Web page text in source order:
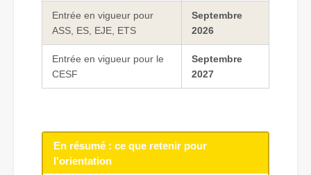
Entrée en vigueur pour
ASS, ES, EJE, ETS
Septembre
2026
Entrée en vigueur pour le
CESF
Septembre
2027
En résumé : ce que retenir pour
l'orientation